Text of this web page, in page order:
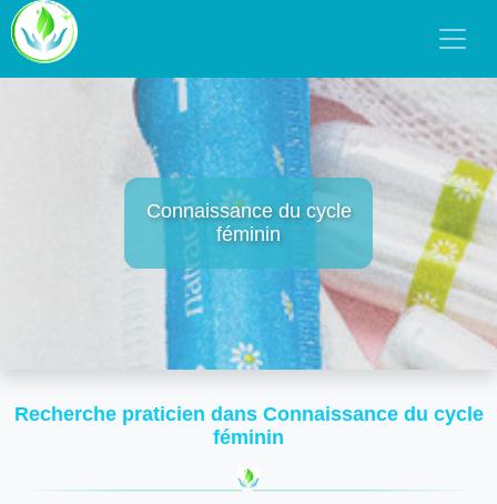
Connaissance du cycle
féminin
Recherche praticien dans Connaissance du cycle
féminin